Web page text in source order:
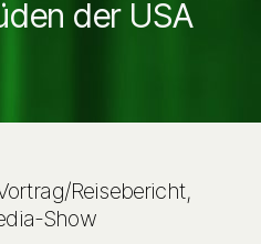
der USA
Reisebericht,
Show